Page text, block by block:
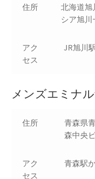
住所
北海道旭
シア旭
アク
セス
JR旭川
メンズエミナ
住所
青森県
森中央
アク
セス
青森駅